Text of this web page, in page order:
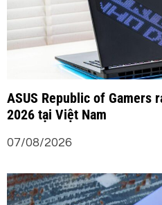
ASUS Republic of Gamers
2026 tại Việt Nam
07/08/2026